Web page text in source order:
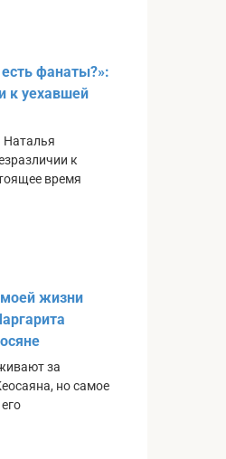
фанаты?»:
к уехавшей
к
время
моей жизни
за
но самое